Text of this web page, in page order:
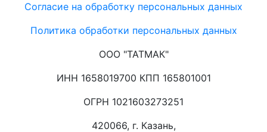
Согласие на обработку персональных данных
Политика обработки персональных данных
ООО "ТАТМАК"
ИНН 1658019700 КПП 165801001
ОГРН 1021603273251
420066, г. Казань,